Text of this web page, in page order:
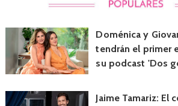
Doménica y
tendrán el primer
su podcast 'Dos
Jaime Tamariz: El